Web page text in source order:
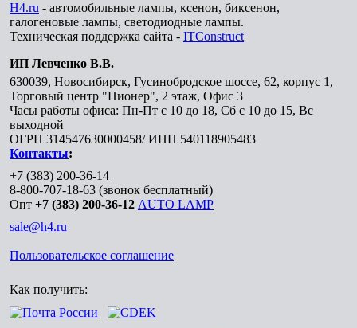
H4.ru - автомобильные лампы, ксенон, биксенон,
галогеновые лампы, светодиодные лампы.
Техническая поддержка сайта - ITConstruct
ИП Левченко В.В.
630039, Новосибирск, Гусинобродское шоссе, 62, корпус 1,
Торговый центр "Пионер", 2 этаж, Офис 3
Часы работы офиса: Пн-Пт с 10 до 18, Сб с 10 до 15, Вс
выходной
ОГРН 314547630000458/ ИНН 540118905483
Контакты:
+7 (383) 200-36-14
8-800-707-18-63 (звонок бесплатный)
Опт +7 (383) 200-36-12 AUTO LAMP
sale@h4.ru
Пользовательское соглашение
Как получить: